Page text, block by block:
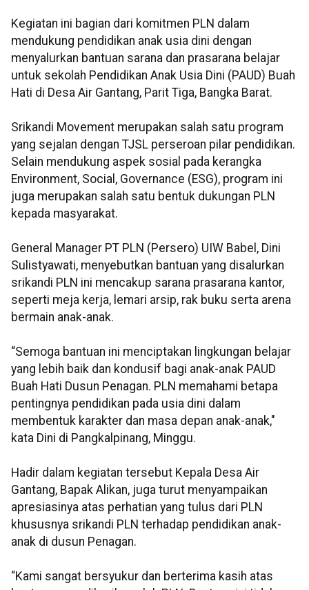
Kegiatan ini bagian dari komitmen PLN dalam
mendukung pendidikan anak usia dini dengan
menyalurkan bantuan sarana dan prasarana belajar
untuk sekolah Pendidikan Anak Usia Dini (PAUD) Buah
Hati di Desa Air Gantang, Parit Tiga, Bangka Barat.
Srikandi Movement merupakan salah satu program
yang sejalan dengan TJSL perseroan pilar pendidikan.
Selain mendukung aspek sosial pada kerangka
Environment, Social, Governance (ESG), program ini
juga merupakan salah satu bentuk dukungan PLN
kepada masyarakat.
General Manager PT PLN (Persero) UIW Babel, Dini
Sulistyawati, menyebutkan bantuan yang disalurkan
srikandi PLN ini mencakup sarana prasarana kantor,
seperti meja kerja, lemari arsip, rak buku serta arena
bermain anak-anak.
“Semoga bantuan ini menciptakan lingkungan belajar
yang lebih baik dan kondusif bagi anak-anak PAUD
Buah Hati Dusun Penagan. PLN memahami betapa
pentingnya pendidikan pada usia dini dalam
membentuk karakter dan masa depan anak-anak,"
kata Dini di Pangkalpinang, Minggu.
Hadir dalam kegiatan tersebut Kepala Desa Air
Gantang, Bapak Alikan, juga turut menyampaikan
apresiasinya atas perhatian yang tulus dari PLN
khususnya srikandi PLN terhadap pendidikan anak-
anak di dusun Penagan.
“Kami sangat bersyukur dan berterima kasih atas